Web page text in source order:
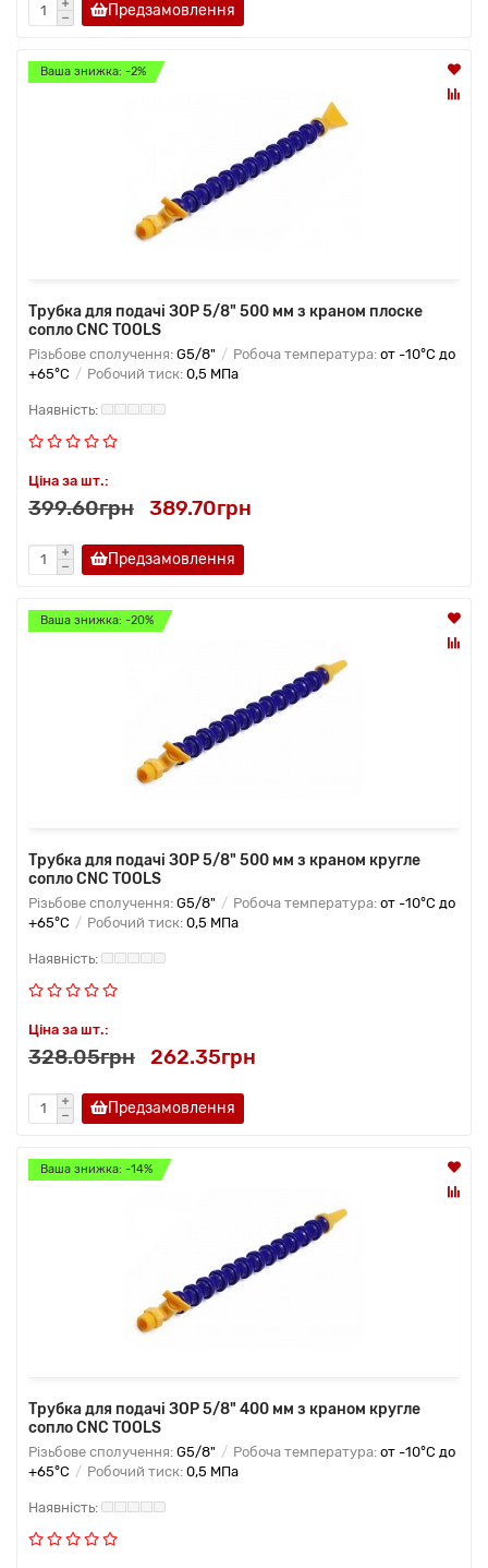
Предзамовлення
Ваша знижка: -2%
Трубка для подачі ЗОР 5/8" 500 мм з краном плоске
сопло CNC TOOLS
Різьбове сполучення: G5/8" Робоча температура: от -10°C до
+65°C
Робочий тиск: 0,5 МПа
Ціна за шт.:
399.60грн 389.70грн
Предзамовлення
Ваша знижка: -20%
Трубка для подачі ЗОР 5/8" 500 мм з краном кругле
сопло CNC TOOLS
Різьбове сполучення: G5/8" Робоча температура: от -10°C до
+65°C
Робочий тиск: 0,5 МПа
Ціна за шт.:
328.05грн 262.35грн
Предзамовлення
Ваша знижка: -14%
Трубка для подачі ЗОР 5/8" 400 мм з краном кругле
сопло CNC TOOLS
Різьбове сполучення: G5/8" Робоча температура: от -10°C до
+65°C
Робочий тиск: 0,5 МПа